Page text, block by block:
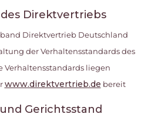
Direktvertriebs
Direktvertrieb Deutschland
der Verhaltensstandards des
Verhaltensstandards liegen
www.direktvertrieb.de bereit
Gerichtsstand